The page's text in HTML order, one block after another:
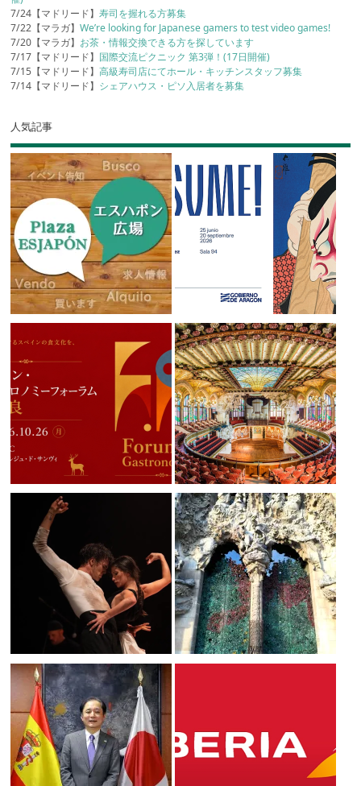
7/24【マドリード】寿司を握れる方募集
7/22【マラガ】We’re looking for Japanese gamers to test video games!
7/20【マラガ】 お茶・情報交換できる方を探しています
7/17【マドリード】 国際交流ピクニック 第3弾！(17日開催)
7/15【マドリード】高級寿司店にてホール・キッチンスタッフ募集
7/14【マドリード】 シェアハウス・ピソ入居者を募集
人気記事